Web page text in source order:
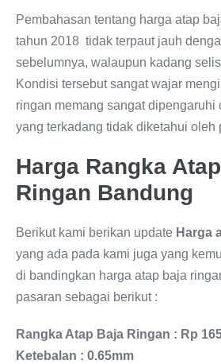
Pembahasan tentang harga atap
tahun 2018 tidak terpaut jauh
sebelumnya, walaupun kadang
Kondisi tersebut sangat wajar
ringan memang sangat dipengaruhi
yang terkadang tidak diketahui oleh
Harga Rangka
Ringan Bandung
Berikut kami berikan update Harga
yang ada pada kami juga yang
di bandingkan harga atap baja
pasaran sebagai berikut :
Rangka Atap Baja Ringan : Rp
Ketebalan : 0.65mm